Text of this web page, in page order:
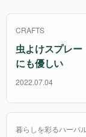
CRAFTS
虫よけスプレ
にも優しい
2022.07.04
暮らしを彩るハーバ